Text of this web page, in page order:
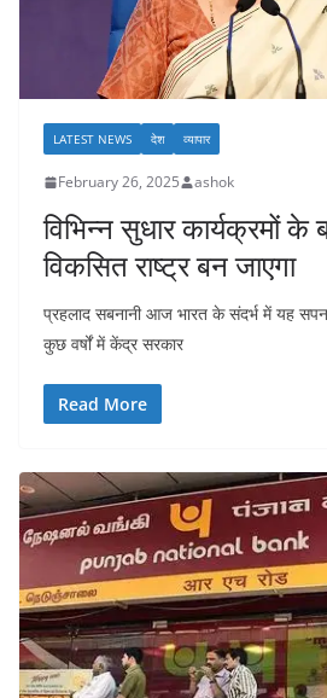
LATEST NEWS देश व्यापार
February 26, 2025 ashok
विभिन्न सुधार कार्यक्रमों
विकसित राष्ट्र बन जाएगा
प्रहलाद सबनानी आज भारत के संदर्भ में यह
कुछ वर्षों में केंद्र सरकार
Read More